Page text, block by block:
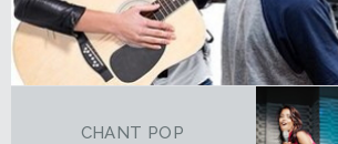
CHANT POP